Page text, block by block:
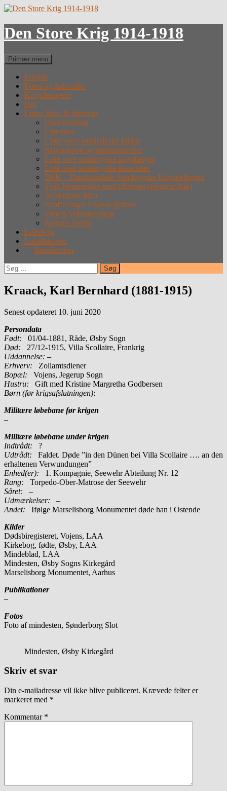
Hop
indhold
Den Store Krig 1914-1918
Søg
Primær menu
Forside
Fotos og Arkivalier
Krigsdeltagere
Om
Lister, links & litteratur
Undervisning
Litteratur
Lister over sønderjyske faldne
Krigergrave og mindesmærker
Liste over sønderjyske krigsfanger
Liste over sønderjyske desertører
DSK – Dansksindede Sønderjyske Krigsdeltagere
Tysk hjemmeside med tabslister (eksternt link)
Alfabetiske lister
Straffefanger i Sønderjylland
Film & videoforedrag
Krigens forløb
Leksikon
Lokalhistorie
Introduction
Søg
efter:
Kraack, Karl Bernhard (1881-1915)
Senest opdateret 10. juni 2020
Persondata
Født: 01/04-1881, Råde, Øsby Sogn
Død: 27/12-1915, Villa Scollaire, Frankrig
Uddannelse: –
Erhverv: Zollamtsdiener
Bopæl: Vojens, Jegerup Sogn
Hustru: Gift med Kristine Margretha Godbersen
Børn (før krigsafslutningen): –
Militære løbebane før krigen
–
Militære løbebane under krigen
Indtrådt: ?
Udtrådt: Faldet. Døde ”in den Dünen bei Villa Scollaire …. an den
erhaltenen Verwundungen”
Enhed(er):
1. Kompagnie, Seewehr Abteilung Nr. 12
Rang:
Torpedo-Ober-Matrose der Seewehr
Såret: –
Udmærkelser: –
Andet: Ifølge Marselisborg Monumentet døde han i Ostende
Kilder
Dødsbiregisteret, Vojens, LAA
Kirkebog, fødte, Øsby, LAA
Mindeblad, LAA
Mindesten, Øsby Sogns Kirkegård
Marselisborg Monumentet, Aarhus
Publikationer
–
Fotos
Foto af mindesten, Sønderborg Slot
Mindesten, Øsby Kirkegård
Skriv et svar
Din e-mailadresse vil ikke blive publiceret. Krævede felter er
markeret med *
Kommentar *